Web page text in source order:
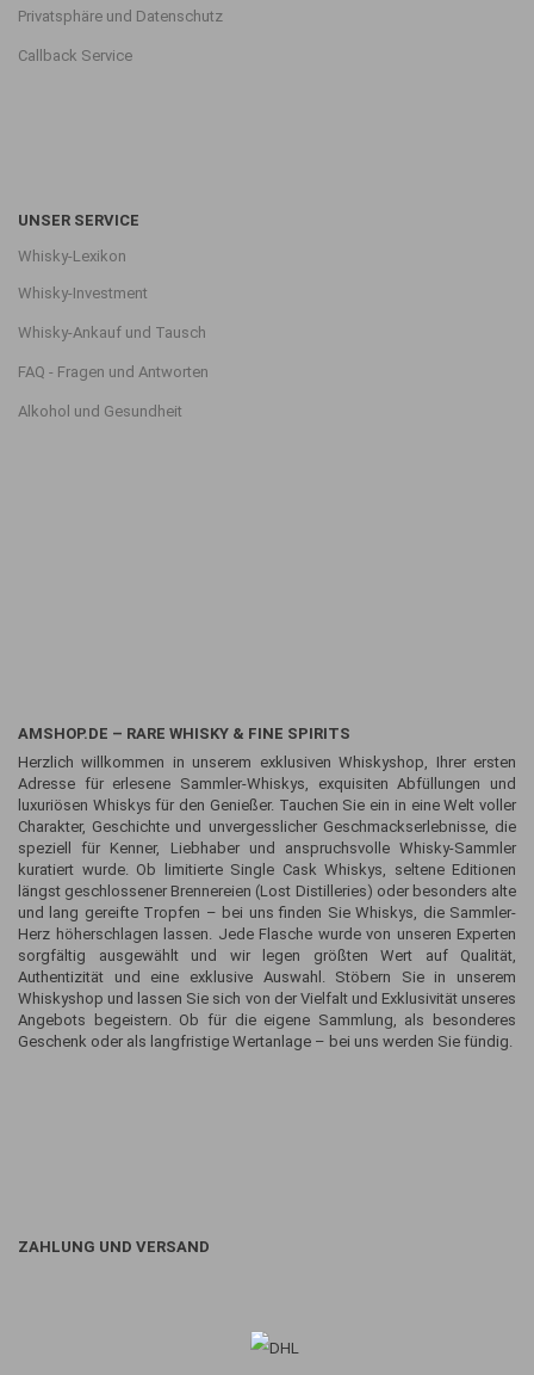
Privatsphäre und Datenschutz
Callback Service
UNSER SERVICE
Whisky-Lexikon
Whisky-Investment
Whisky-Ankauf und Tausch
FAQ - Fragen und Antworten
Alkohol und Gesundheit
AMSHOP.DE – RARE WHISKY & FINE SPIRITS
Herzlich willkommen in unserem exklusiven Whiskyshop, Ihrer ersten
Adresse für erlesene Sammler-Whiskys, exquisiten Abfüllungen und
luxuriösen Whiskys für den Genießer. Tauchen Sie ein in eine Welt voller
Charakter, Geschichte und unvergesslicher Geschmackserlebnisse, die
speziell für Kenner, Liebhaber und anspruchsvolle Whisky-Sammler
kuratiert wurde. Ob limitierte Single Cask Whiskys, seltene Editionen
längst geschlossener Brennereien (Lost Distilleries) oder besonders alte
und lang gereifte Tropfen – bei uns finden Sie Whiskys, die Sammler-
Herz höherschlagen lassen. Jede Flasche wurde von unseren Experten
sorgfältig ausgewählt und wir legen größten Wert auf Qualität,
Authentizität und eine exklusive Auswahl. Stöbern Sie in unserem
Whiskyshop und lassen Sie sich von der Vielfalt und Exklusivität unseres
Angebots begeistern. Ob für die eigene Sammlung, als besonderes
Geschenk oder als langfristige Wertanlage – bei uns werden Sie fündig.
ZAHLUNG UND VERSAND